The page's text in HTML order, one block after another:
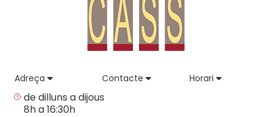
Adreça Contacte Horari
de dilluns a dijous
8h a 16:30h